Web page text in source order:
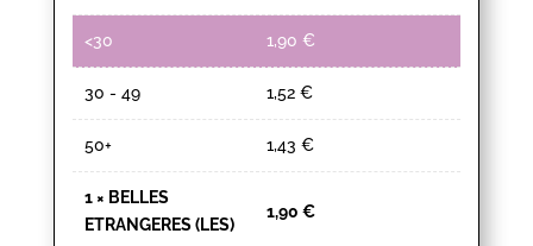
<30 1,90 €
30 - 49 1,52 €
50+ 1,43 €
1× BELLES
ETRANGERES (LES)
1,90 €